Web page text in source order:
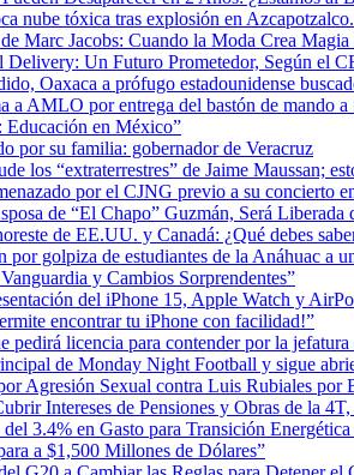
nube tóxica tras explosión en Azcapotzalco.
Marc Jacobs: Cuando la Moda Crea
Delivery: Un Futuro Prometedor, Según el
Oaxaca a prófugo estadounidense
a AMLO por entrega del bastón de mando a
en México”
por su familia: gobernador de Veracruz
los “extraterrestres” de Jaime Maussan;
por el CJNG previo a su concierto
de “El Chapo” Guzmán, Será Liberada
de EE.UU. y Canadá: ¿Qué debes
por golpiza de estudiantes de la Anáhuac a
y Cambios Sorprendentes”
del iPhone 15, Apple Watch y
encontrar tu iPhone con facilidad!”
pedirá licencia para contender por la
de Monday Night Football y sigue
Agresión Sexual contra Luis Rubiales por
Intereses de Pensiones y Obras de la
3.4% en Gasto para Transición
a $1,500 Millones de Dólares”